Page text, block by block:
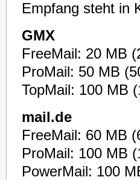
Empfang steht in
GMX
FreeMail: 20 MB
ProMail: 50 MB
TopMail: 100 MB
mail.de
FreeMail: 60 MB
ProMail: 100 MB
PowerMail: 100